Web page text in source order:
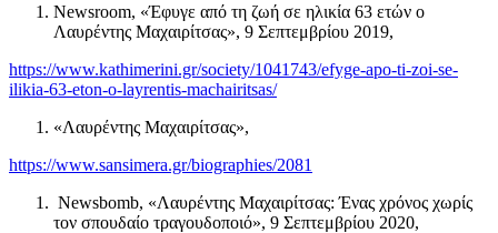
Newsroom, «Έφυγε από τη ζωή σε ηλικία 63 ετών ο
Λαυρέντης Μαχαιρίτσας», 9 Σεπτεμβρίου 2019,
https://www.kathimerini.gr/society/1041743/efyge-apo-ti-zoi-se-
ilikia-63-eton-o-layrentis-machairitsas/
«Λαυρέντης Μαχαιρίτσας»,
https://www.sansimera.gr/biographies/2081
Newsbomb, «Λαυρέντης Μαχαιρίτσας: Ένας χρόνος χωρίς
τον σπουδαίο τραγουδοποιό», 9 Σεπτεμβρίου 2020,